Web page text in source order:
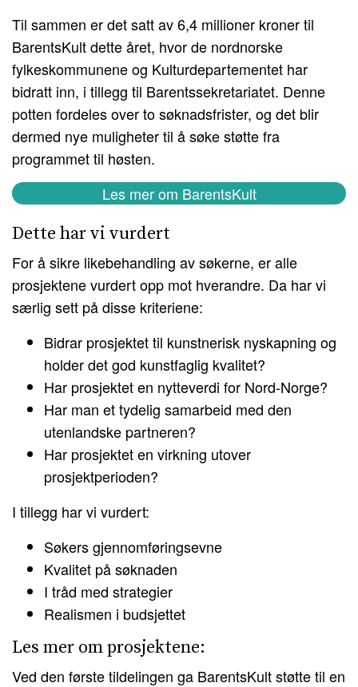
Til sammen er det satt av 6,4 millioner kroner til
BarentsKult dette året, hvor de nordnorske
fylkeskommunene og Kulturdepartementet har
bidratt inn, i tillegg til Barentssekretariatet. Denne
potten fordeles over to søknadsfrister, og det blir
dermed nye muligheter til å søke støtte fra
programmet til høsten.
Les mer om BarentsKult
Dette har vi vurdert
For å sikre likebehandling av søkerne, er alle
prosjektene vurdert opp mot hverandre. Da har vi
særlig sett på disse kriteriene:
Bidrar prosjektet til kunstnerisk nyskapning og
holder det god kunstfaglig kvalitet?
Har prosjektet en nytteverdi for Nord-Norge?
Har man et tydelig samarbeid med den
utenlandske partneren?
Har prosjektet en virkning utover
prosjektperioden?
I tillegg har vi vurdert:
Søkers gjennomføringsevne
Kvalitet på søknaden
I tråd med strategier
Realismen i budsjettet
Les mer om prosjektene:
Ved den første tildelingen ga BarentsKult støtte til en